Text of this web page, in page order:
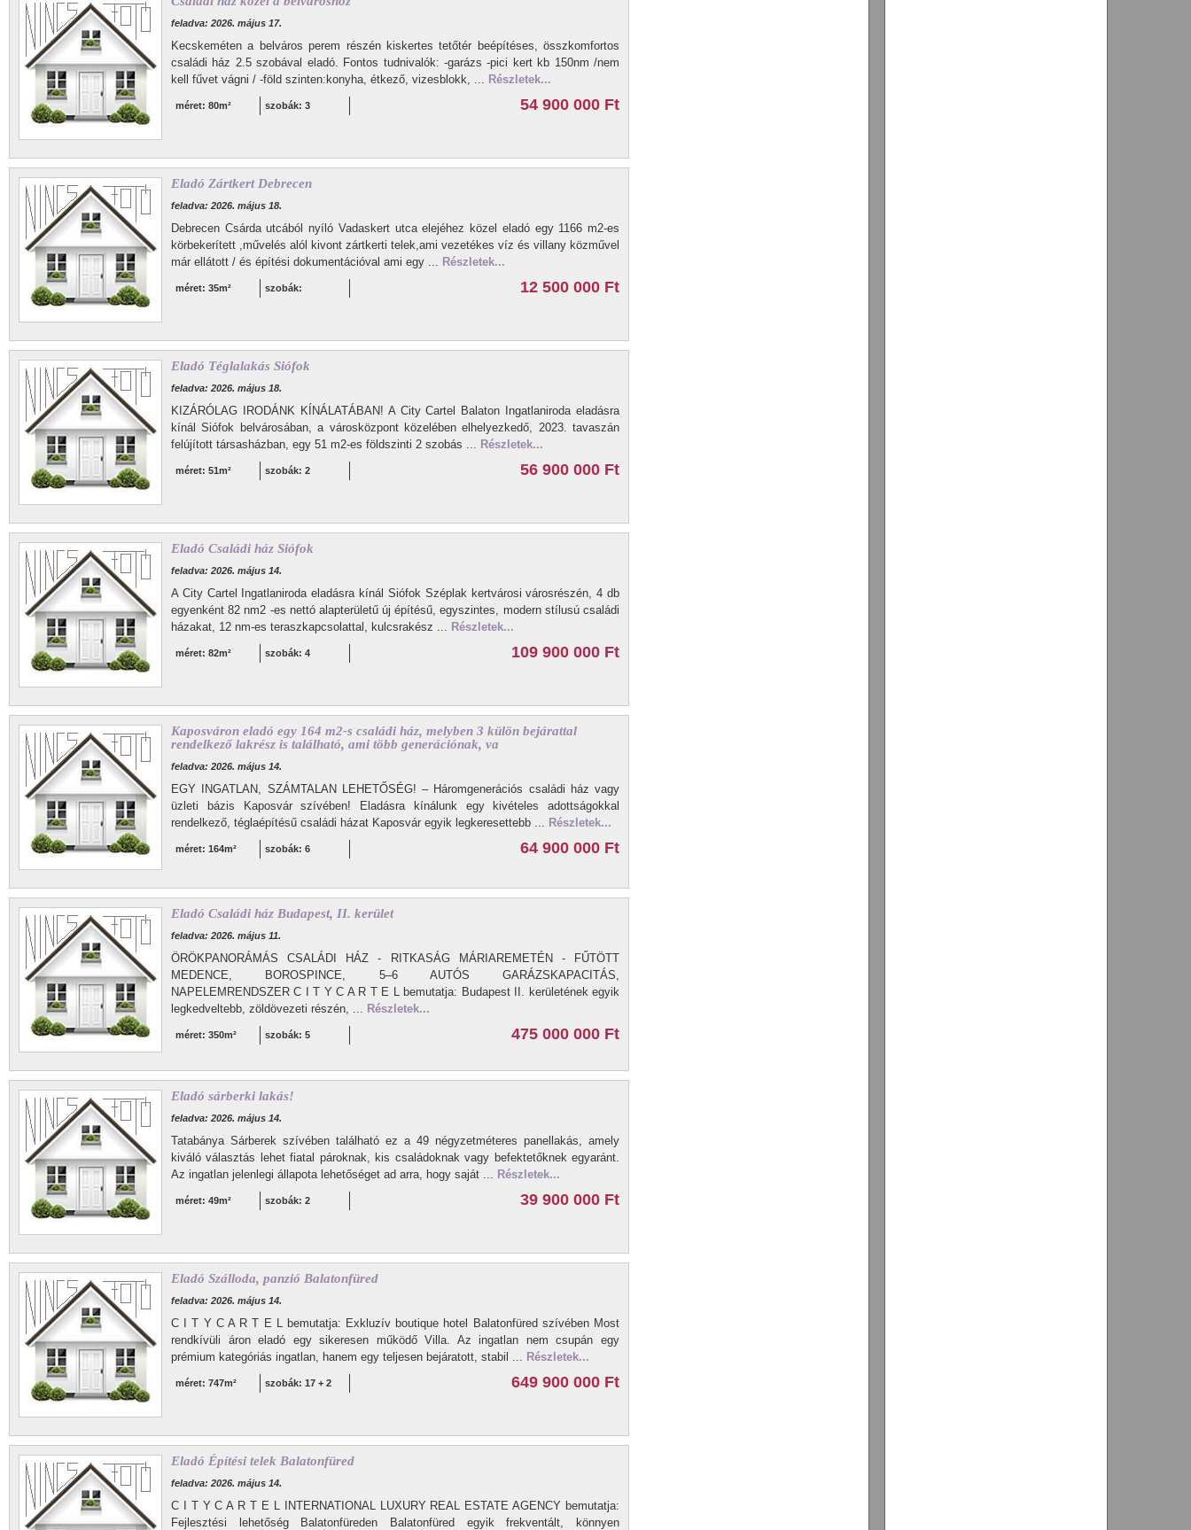
feladva: 2026. május 17.
Kecskeméten a belváros perem részén kiskertes tetőtér beépítéses, összkomfortos
családi ház 2.5 szobával eladó. Fontos tudnivalók: -garázs -pici kert kb 150nm /nem
kell fűvet vágni / -föld szinten:konyha, étkező, vizesblokk, ... Részletek...
méret: 80m² szobák: 3 54 900 000 Ft
Eladó Zártkert Debrecen
feladva: 2026. május 18.
Debrecen Csárda utcából nyíló Vadaskert utca elejéhez közel eladó egy 1166 m2-es
körbekerített ,művelés alól kivont zártkerti telek,ami vezetékes víz és villany közművel
már ellátott / és építési dokumentációval ami egy ... Részletek...
méret: 35m² szobák: 12 500 000 Ft
Eladó Téglalakás Siófok
feladva: 2026. május 18.
KIZÁRÓLAG IRODÁNK KÍNÁLATÁBAN! A City Cartel Balaton Ingatlaniroda eladásra
kínál Siófok belvárosában, a városközpont közelében elhelyezkedő, 2023. tavaszán
felújított társasházban, egy 51 m2-es földszinti 2 szobás ... Részletek...
méret: 51m² szobák: 2 56 900 000 Ft
Eladó Családi ház Siófok
feladva: 2026. május 14.
A City Cartel Ingatlaniroda eladásra kínál Siófok Széplak kertvárosi városrészén, 4 db
egyenként 82 nm2 -es nettó alapterületű új építésű, egyszintes, modern stílusú családi
házakat, 12 nm-es teraszkapcsolattal, kulcsrakész ... Részletek...
méret: 82m² szobák: 4 109 900 000 Ft
Kaposváron eladó egy 164 m2-s családi ház, melyben 3 külön bejárattal
rendelkező lakrész is található, ami több generációnak, va
feladva: 2026. május 14.
EGY INGATLAN, SZÁMTALAN LEHETŐSÉG! – Háromgenerációs családi ház vagy
üzleti bázis Kaposvár szívében! Eladásra kínálunk egy kivételes adottságokkal
rendelkező, téglaépítésű családi házat Kaposvár egyik legkeresettebb ... Részletek...
méret: 164m² szobák: 6 64 900 000 Ft
Eladó Családi ház Budapest, II. kerület
feladva: 2026. május 11.
ÖRÖKPANORÁMÁS CSALÁDI HÁZ - RITKASÁG MÁRIAREMETÉN - FŰTÖTT
MEDENCE, BOROSPINCE, 5–6 AUTÓS GARÁZSKAPACITÁS,
NAPELEMRENDSZER C I T Y C A R T E L bemutatja: Budapest II. kerületének egyik
legkedveltebb, zöldövezeti részén, ... Részletek...
méret: 350m² szobák: 5 475 000 000 Ft
Eladó sárberki lakás!
feladva: 2026. május 14.
Tatabánya Sárberek szívében található ez a 49 négyzetméteres panellakás, amely
kiváló választás lehet fiatal pároknak, kis családoknak vagy befektetőknek egyaránt.
Az ingatlan jelenlegi állapota lehetőséget ad arra, hogy saját ... Részletek...
méret: 49m² szobák: 2 39 900 000 Ft
Eladó Szálloda, panzió Balatonfüred
feladva: 2026. május 14.
C I T Y C A R T E L bemutatja: Exkluzív boutique hotel Balatonfüred szívében Most
rendkívüli áron eladó egy sikeresen működő Villa. Az ingatlan nem csupán egy
prémium kategóriás ingatlan, hanem egy teljesen bejáratott, stabil ... Részletek...
méret: 747m² szobák: 17 + 2 649 900 000 Ft
Eladó Építési telek Balatonfüred
feladva: 2026. május 14.
C I T Y C A R T E L INTERNATIONAL LUXURY REAL ESTATE AGENCY bemutatja:
Fejlesztési lehetőség Balatonfüreden Balatonfüred egyik frekventált, könnyen